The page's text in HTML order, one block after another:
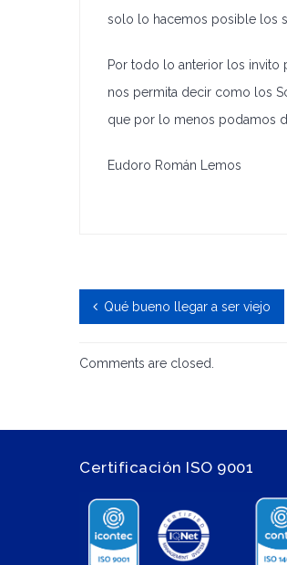
solo lo hacemos posible los
Por todo lo anterior los invito
nos permita decir como los
que por lo menos podamos
Eudoro Román Lemos
Qué bueno llegar a ser viejo
Comments are closed.
Certificación ISO 9001